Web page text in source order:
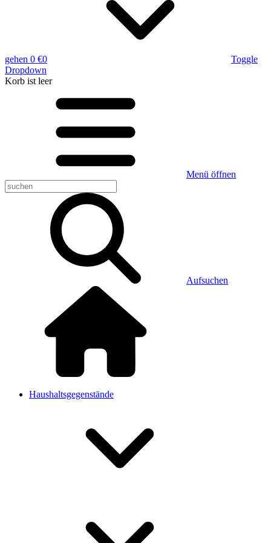
gehen 0 €0
Toggle
Dropdown
Korb ist leer
Menü öffnen
Aufsuchen
Haushaltsgegenstände